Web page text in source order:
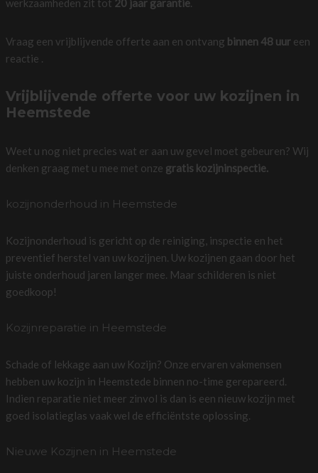
werkzaamheden zit tot 20 jaar garantie.
Vraag een vrijblijvende offerte aan en ontvang binnen 48 uureen
reactie .
Vrijblijvende offerte voor uw kozijnen in
Heemstede
Weet u nog niet precies wat er aan uw gevel moet gebeuren? Wij
denken graag met u mee met onze gratis kozijninspectie.
kozijnonderhoud in Heemstede
Kozijnonderhoud is gericht op de reiniging, inspectie en het
preventief herstel van uw kozijnen. Uw kozijnen gaan door het
juiste onderhoud jaren langer mee. Maar schilderen is niet
goedkoop!
Kozijnreparatie in Heemstede
Schade of lekkage aan uw Kozijn? Onze ervaren vakmensen
hebben uw kozijn in Heemstede binnen no-time gerepareerd.
Indien reparatie niet meer zinvol is dan is een nieuw kozijn met
goed isolatieglas vaak wel de efficiëntste oplossing.
Nieuwe Kozijnen in Heemstede